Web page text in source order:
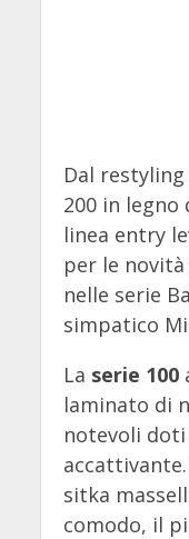
Dal
200 in legno
linea entry
per le
nelle serie
simpatico
La serie 100
laminato di
notevoli
sitka
comodo, il